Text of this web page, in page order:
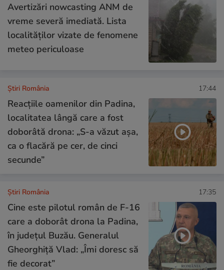
Avertizări nowcasting ANM de
vreme severă imediată. Lista
localităților vizate de fenomene
meteo periculoase
Știri România 17:44
Reacțiile oamenilor din Padina,
localitatea lângă care a fost
doborâtă drona: „S-a văzut așa,
ca o flacără pe cer, de cinci
secunde”
Știri România 17:35
Cine este pilotul român de F-16
care a doborât drona la Padina,
în județul Buzău. Generalul
Gheorghiță Vlad: „Îmi doresc să
fie decorat”